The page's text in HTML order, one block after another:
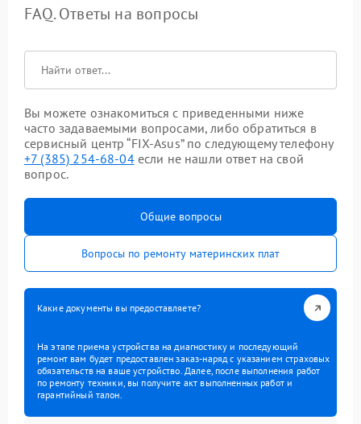
FAQ. Ответы на вопросы
Вы можете ознакомиться с приведенными ниже
часто задаваемыми вопросами, либо обратиться в
сервисный центр “FIX-Asus” по следующему телефону
+7 (385) 254-68-04если не нашли ответ на свой
вопрос.
Общие вопросы
Вопросы по ремонту материнских плат
Какие документы вы предоставляете?
На этапе приема устройства на диагностику и последующий
ремонт вам будет предоставлен заказ-наряд с указанием страховых
обязательств на ваше устройство. Далее, после выполнения работ
по ремонту техники, вы получите акт выполненных работ и
гарантийный талон.